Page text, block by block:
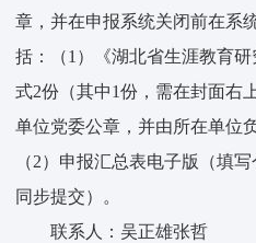
章，并在申报系统关闭前在系
括：（1）《湖北省生涯教育
式2份（其中1份，需在封面右
单位党委公章，并由所在单位
（2）申报汇总表电子版（填
同步提交）。
联系人：吴正雄张哲